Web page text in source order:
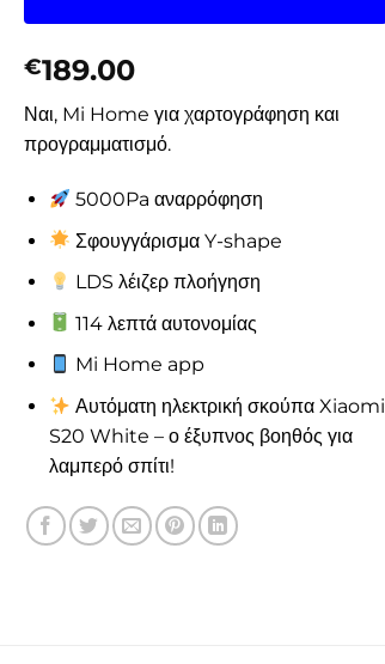
€189.00
Ναι, Mi Home για χαρτογράφηση και
προγραμματισμό.
5000Pa αναρρόφηση
Σφουγγάρισμα Y-shape
LDS λέιζερ πλοήγηση
114 λεπτά αυτονομίας
Mi Home app
Αυτόματη ηλεκτρική σκούπα Xiaomi
S20 White – ο έξυπνος βοηθός για
λαμπερό σπίτι!